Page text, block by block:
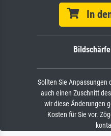
In
Sollten Sie Anpassungen
auch einen Zuschnitt
wir diese Änderungen
Kosten für Sie vor.